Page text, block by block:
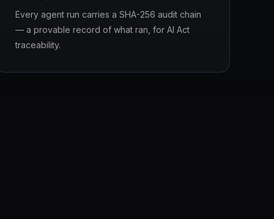
Every agent run carries a SHA-256 audit chain
— a provable record of what ran, for AI Act
traceability.